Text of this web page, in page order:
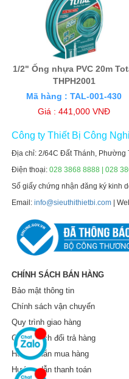
1/2" Ống nhựa PVC 20m
THPH2001
Mã hàng : TAL-001-430
Giá : 441,000 VNĐ
Công ty Thiết Bị Công
Địa chỉ: 2/64C Đất Thánh, Phường
Điện thoại:028 3868 8888 | 028
Số giấy chứng nhận đăng ký kinh
Email:info@sieuthithietbi.com |
CHÍNH SÁCH BÁN HÀNG
Bảo mật thông tin
Chính sách vận chuyển
Quy trình giao hàng
Chính sách đổi trả hàng
Hướng dẫn mua hàng
Hướng dẫn thanh toán